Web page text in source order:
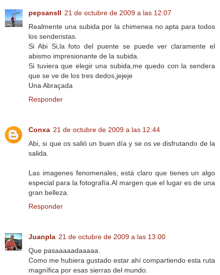
pepsansII 21 de octubre de 2009 a las 12:07
Realmente una subida por la chimenea no apta para todos
los senderistas.
Si Abi Si,la foto del puente se puede ver claramente el
abismo impresionante de la subida.
Si tuviera que elegir una subida,me quedo con la sendera
que se ve de los tres dedos,jejeje
Una Abraçada
Responder
Conxa 21 de octubre de 2009 a las 12:44
Abi, si que os salió un buen día y se os ve disfrutando de la
salida.
Las imagenes fenomenales, está claro que tienes un algo
especial para la fotografía.Al margen que el lugar es de una
gran belleza.
Responder
Juanpla 21 de octubre de 2009 a las 13:00
Que pasaaaaadaaaaa.
Como me hubiera gustado estar ahí compartiendo esta ruta
magnífica por esas sierras del mundo.